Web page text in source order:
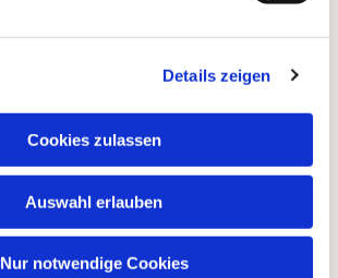
Details zeigen
Cookies zulassen
Auswahl erlauben
Nur notwendige Cookies